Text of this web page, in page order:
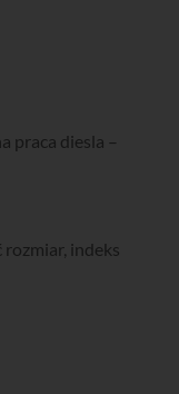
praca diesla –
rozmiar, indeks